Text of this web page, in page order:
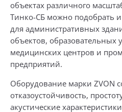
объектах различного
Тинко-СБ можно подобрать и
для административных
объектов, образовательных
медицинских центров и
предприятий.
Оборудование марки ZVON
отказоустойчивость,
акустические